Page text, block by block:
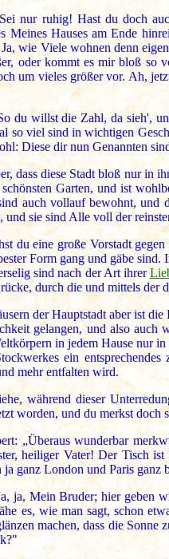
nur ruhig! Hast du doch
Meines Hauses am Ende
wie Viele wohnen denn
oder kommt es mir bloß so
um vieles größer vor. Ah,
du willst die Zahl, da sieh',
so viel sind in wichtigen
Diese dir nun Genannten
dass diese Stadt bloß nur in
Garten, und ist
auch vollauf bewohnt, und
und sie sind Alle voll der
du eine große Vorstadt
Form gang und gäbe
sind nach der Art ihrer
durch die und mittels der
der Hauptstadt aber ist
gelangen, und also auch
in jedem Hause nur
ein
mehr entfalten wird.
während dieser
worden, und du merkst doch
„Überaus wunderbar
heiliger Vater! Der Tisch
ja ganz London und Paris
ja, Mein Bruder; hier geben
es, wie man sagt, schon
machen, dass die